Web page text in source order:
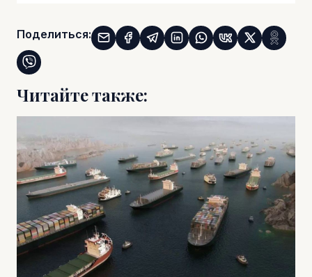
Поделиться:
Читайте также: